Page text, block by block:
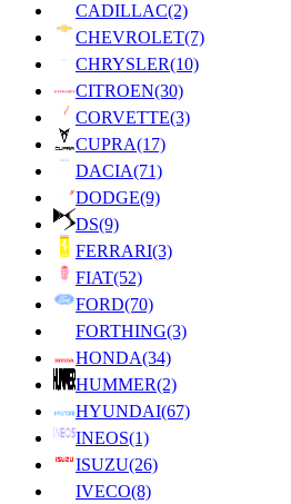
CADILLAC(2)
CHEVROLET(7)
CHRYSLER(10)
CITROEN(30)
CORVETTE(3)
CUPRA(17)
DACIA(71)
DODGE(9)
DS(9)
FERRARI(3)
FIAT(52)
FORD(70)
FORTHING(3)
HONDA(34)
HUMMER(2)
HYUNDAI(67)
INEOS(1)
ISUZU(26)
IVECO(8)